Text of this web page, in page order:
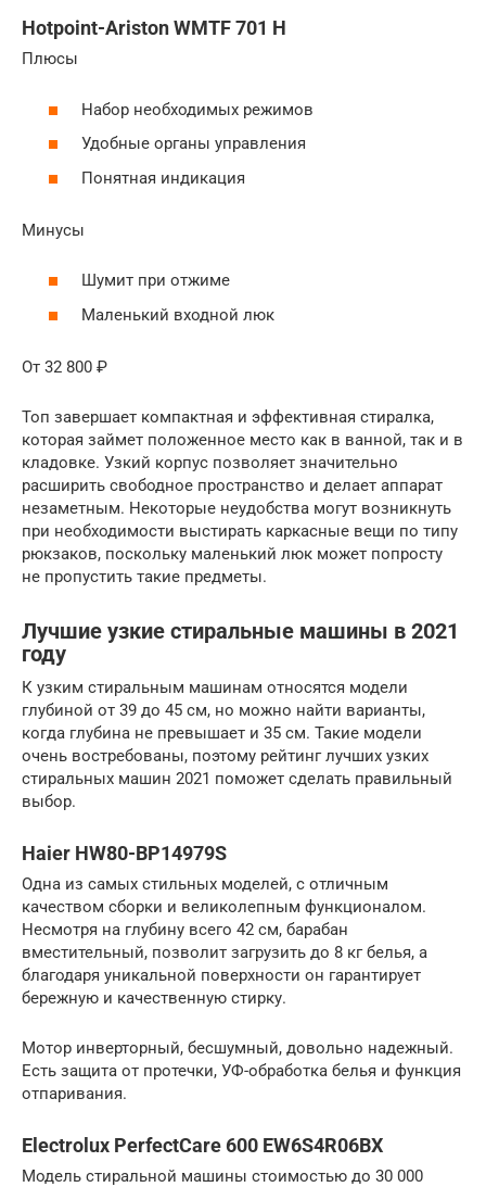
Hotpoint-Ariston WMTF 701 H
Плюсы
Набор необходимых режимов
Удобные органы управления
Понятная индикация
Минусы
Шумит при отжиме
Маленький входной люк
От 32 800 ₽
Топ завершает компактная и эффективная стиралка,
которая займет положенное место как в ванной, так и в
кладовке. Узкий корпус позволяет значительно
расширить свободное пространство и делает аппарат
незаметным. Некоторые неудобства могут возникнуть
при необходимости выстирать каркасные вещи по типу
рюкзаков, поскольку маленький люк может попросту
не пропустить такие предметы.
Лучшие узкие стиральные машины в 2021
году
К узким стиральным машинам относятся модели
глубиной от 39 до 45 см, но можно найти варианты,
когда глубина не превышает и 35 см. Такие модели
очень востребованы, поэтому рейтинг лучших узких
стиральных машин 2021 поможет сделать правильный
выбор.
Haier HW80-BP14979S
Одна из самых стильных моделей, с отличным
качеством сборки и великолепным функционалом.
Несмотря на глубину всего 42 см, барабан
вместительный, позволит загрузить до 8 кг белья, а
благодаря уникальной поверхности он гарантирует
бережную и качественную стирку.
Мотор инверторный, бесшумный, довольно надежный.
Есть защита от протечки, УФ-обработка белья и функция
отпаривания.
Electrolux PerfectCare 600 EW6S4R06BX
Модель стиральной машины стоимостью до 30 000